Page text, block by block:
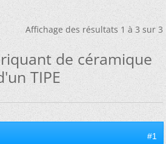
Affichage des résultats 1 à 3 sur 3
de céramique
TIPE
#1